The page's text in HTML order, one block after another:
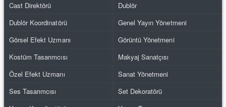
Cast Direktörü
Dublör
Dublör Koordinatörü
Genel Yayın Yönetmeni
Görsel Efekt Uzmanı
Görüntü Yönetmeni
Kostüm Tasarımcısı
Makyaj Sanatçısı
Özel Efekt Uzmanı
Sanat Yönetmeni
Ses Tasarımcısı
Set Dekoratörü